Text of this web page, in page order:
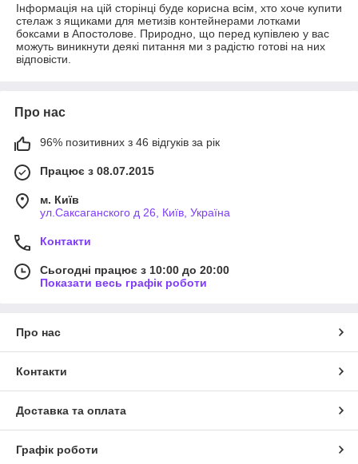
Інформація на цій сторінці буде корисна всім, хто хоче купити
стелаж з ящиками для метизів контейнерами лотками
боксами в Апостолове. Природно, що перед купівлею у вас
можуть виникнути деякі питання ми з радістю готові на них
відповісти.
Про нас
96% позитивних з 46 відгуків за рік
Працює з 08.07.2015
м. Київ
ул.Саксаганского д 26, Київ, Україна
Контакти
Сьогодні працює з 10:00 до 20:00
Показати весь графік роботи
Про нас
Контакти
Доставка та оплата
Графік роботи